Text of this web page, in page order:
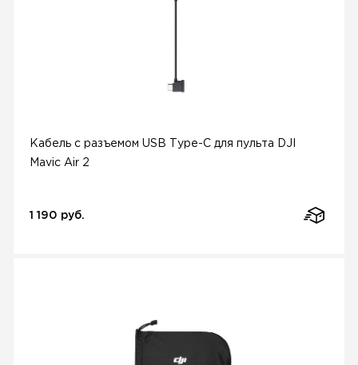
Кабель с разъемом USB Type-C для пульта DJI
Mavic Air 2
1 190 руб.